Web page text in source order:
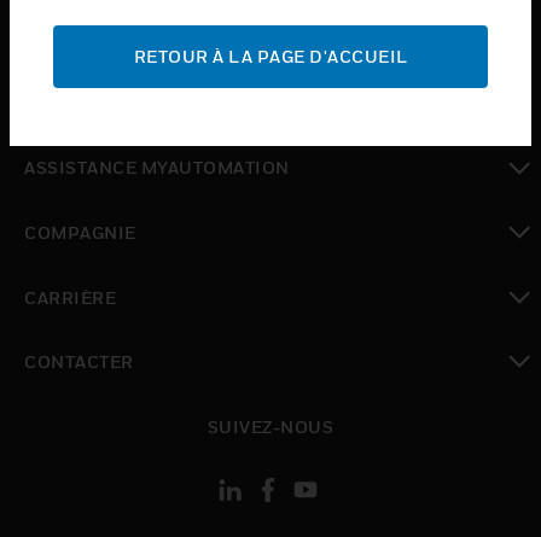
toggle view
toggle view
toggle view
ASSISTANCE MYAUTOMATION
COMPAGNIE
CARRIÈRE
CONTACTER
SUIVEZ-NOUS
RETOUR À LA PAGE D'ACCUEIL